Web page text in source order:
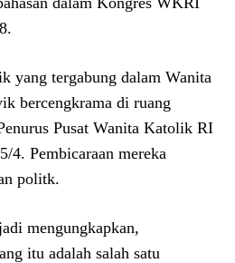
yang tergabung dalam Wanita
bercengkrama di ruang
Pusat Wanita Katolik RI
4. Pembicaraan mereka
politk.
mengungkapkan,
itu adalah salah satu